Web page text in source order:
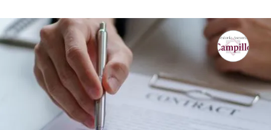
Gestoría Asesoría Campillo
Asesorías fiscales y laborales
Calle Miguel de Cervantes 21, 30560, Alguazas, Murcia
VISITAR WEB ESCRÍBENOS